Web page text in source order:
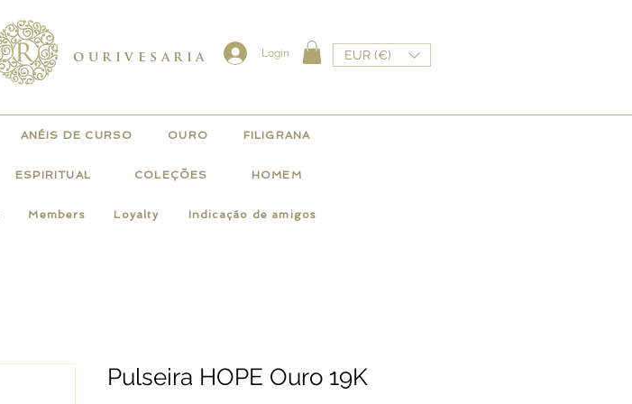
ourivesaria Login EUR (€)
ANÉIS DE CURSO OURO FILIGRANA
ESPIRITUAL COLEÇÕES HOMEM
Members Loyalty Indicação de amigos
Pulseira HOPE Ouro 19K